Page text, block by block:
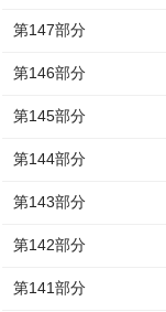
第147部分
第146部分
第145部分
第144部分
第143部分
第142部分
第141部分